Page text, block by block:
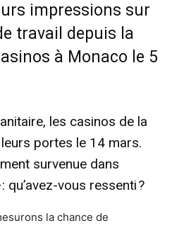
impressions sur
travail depuis la
à Monaco le 5
les casinos de la
portes le 14 mars.
survenue dans
qu’avez-vous ressenti ?
la chance de